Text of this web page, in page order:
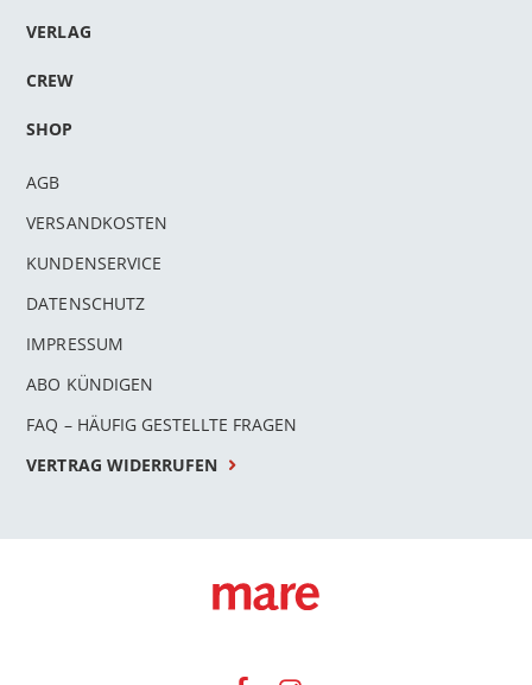
VERLAG
CREW
SHOP
AGB
VERSANDKOSTEN
KUNDENSERVICE
DATENSCHUTZ
IMPRESSUM
ABO KÜNDIGEN
FAQ – HÄUFIG GESTELLTE FRAGEN
VERTRAG WIDERRUFEN